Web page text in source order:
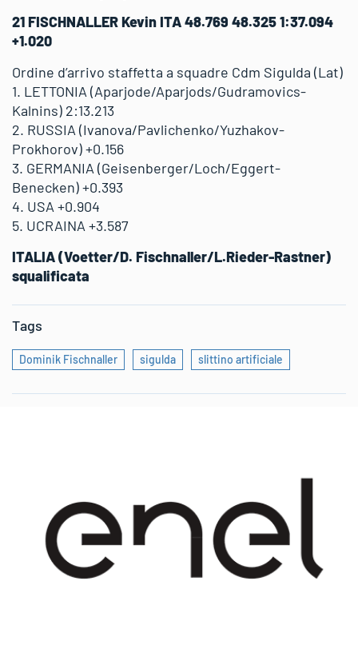
21 FISCHNALLER Kevin ITA 48.769 48.325 1:37.094
+1.020
Ordine d’arrivo staffetta a squadre Cdm Sigulda (Lat)
1. LETTONIA (Aparjode/Aparjods/Gudramovics-
Kalnins) 2:13.213
2. RUSSIA (Ivanova/Pavlichenko/Yuzhakov-
Prokhorov) +0.156
3. GERMANIA (Geisenberger/Loch/Eggert-
Benecken) +0.393
4. USA +0.904
5. UCRAINA +3.587
ITALIA (Voetter/D. Fischnaller/L.Rieder-Rastner)
squalificata
Tags
Dominik Fischnaller sigulda slittino artificiale